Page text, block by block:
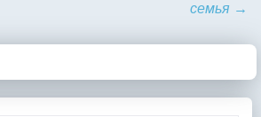
семья →